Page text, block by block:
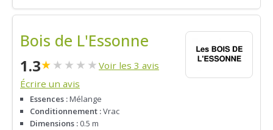
Bois de L'Essonne
1.3★★ ★ ★ ★ Voir les 3 avis
Écrire un avis
Essences :Mélange
Conditionnement :Vrac
Dimensions : 0.5 m